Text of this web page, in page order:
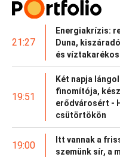
21:27
Energiakrízis:
Duna,
és
19:51
Két napja
finomítója,
erődvárosért -
csütörtökön
19:00
Itt vannak a
szemünk sír, a